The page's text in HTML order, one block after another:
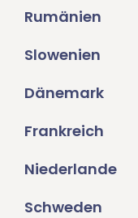
Rumänien
Slowenien
Dänemark
Frankreich
Niederlande
Schweden